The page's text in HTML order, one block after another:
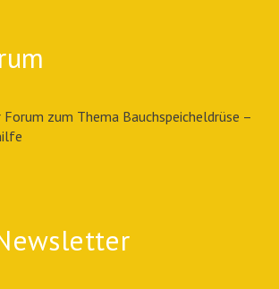
Forum zum Thema Bauchspeicheldrüse –